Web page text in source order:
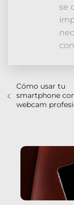
se
Cómo usar tu
smartphone
webcam